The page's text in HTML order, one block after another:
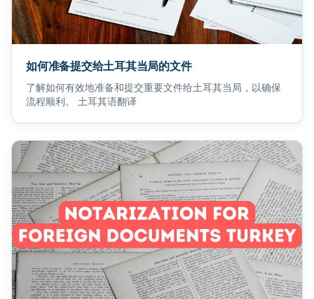
如何准备提交给土耳其当局的文件
了解如何有效地准备和提交重要文件给土耳其当局，以确保
流程顺利。 土耳其语翻译